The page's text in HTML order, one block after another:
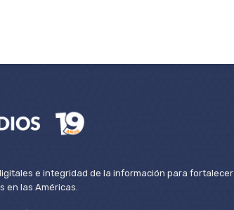
e integridad de la información para fortalecer
en las Américas.